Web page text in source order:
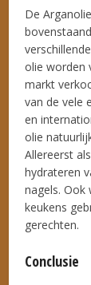
De
olie worden
markt
van de vele
en
olie
Allereerst
hydrateren
nagels. Ook
keukens
gerechten.
Conclusie